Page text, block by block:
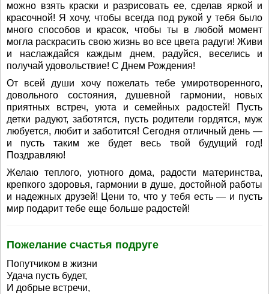
можно взять краски и разрисовать ее, сделав яркой и
красочной! Я хочу, чтобы всегда под рукой у тебя было
много способов и красок, чтобы ты в любой момент
могла раскрасить свою жизнь во все цвета радуги! Живи
и наслаждайся каждым днем, радуйся, веселись и
получай удовольствие! С Днем Рождения!
От всей души хочу пожелать тебе умиротворенного,
довольного состояния, душевной гармонии, новых
приятных встреч, уюта и семейных радостей! Пусть
детки радуют, заботятся, пусть родители гордятся, муж
любуется, любит и заботится! Сегодня отличный день —
и пусть таким же будет весь твой будущий год!
Поздравляю!
Желаю теплого, уютного дома, радости материнства,
крепкого здоровья, гармонии в душе, достойной работы
и надежных друзей! Цени то, что у тебя есть — и пусть
мир подарит тебе еще больше радостей!
Пожелание счастья подруге
Попутчиком в жизни
Удача пусть будет,
И добрые встречи,